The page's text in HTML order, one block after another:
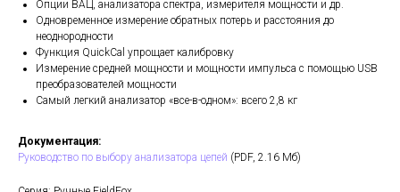
Опции ВАЦ, анализатора спектра, измерителя мощности и др.
Одновременное измерение обратных потерь и расстояния до
неоднородности
Функция QuickCal упрощает калибровку
Измерение средней мощности и мощности импульса с помощью USB
преобразователей мощности
Самый легкий анализатор «все-в-одном»: всего 2,8 кг
Документация:
Руководство по выбору анализатора цепей (PDF, 2.16 Мб)